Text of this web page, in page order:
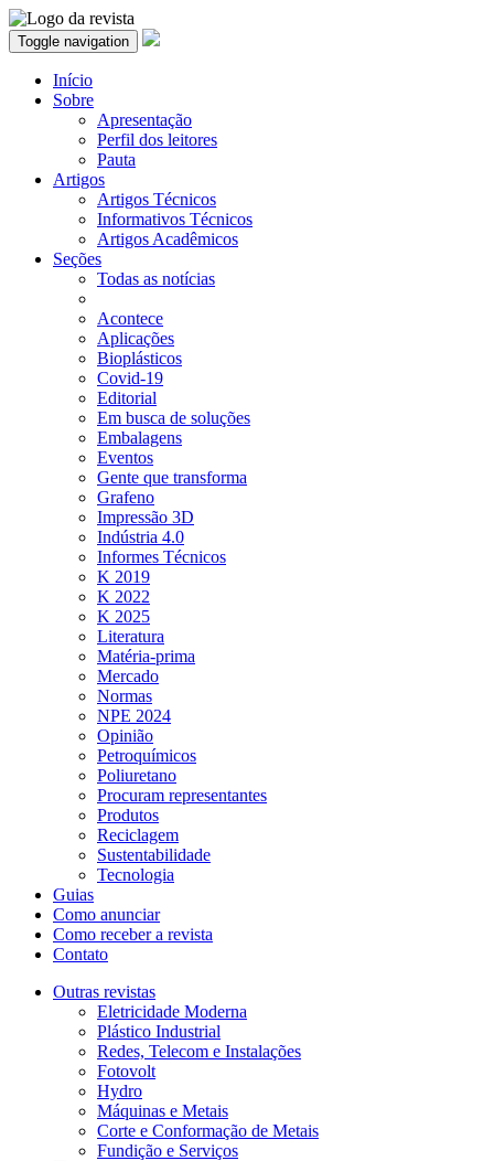
Toggle navigation
Início
Sobre
Apresentação
Perfil dos leitores
Pauta
Artigos
Artigos Técnicos
Informativos Técnicos
Artigos Acadêmicos
Seções
Todas as notícias
Acontece
Aplicações
Bioplásticos
Covid-19
Editorial
Em busca de soluções
Embalagens
Eventos
Gente que transforma
Grafeno
Impressão 3D
Indústria 4.0
Informes Técnicos
K 2019
K 2022
K 2025
Literatura
Matéria-prima
Mercado
Normas
NPE 2024
Opinião
Petroquímicos
Poliuretano
Procuram representantes
Produtos
Reciclagem
Sustentabilidade
Tecnologia
Guias
Como anunciar
Como receber a revista
Contato
Outras revistas
Eletricidade Moderna
Plástico Industrial
Redes, Telecom e Instalações
Fotovolt
Hydro
Máquinas e Metais
Corte e Conformação de Metais
Fundição e Serviços